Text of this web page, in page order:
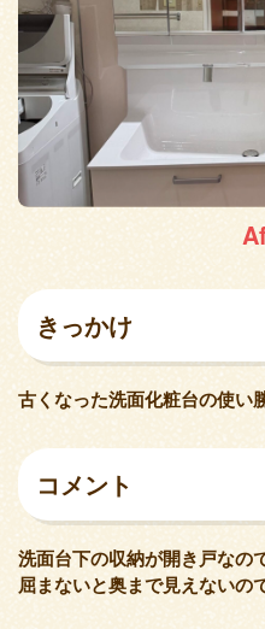
きっかけ
古くなった洗面化粧台の使い
コメント
洗面台下の収納が開き戸なの
屈まないと奥まで見えないの